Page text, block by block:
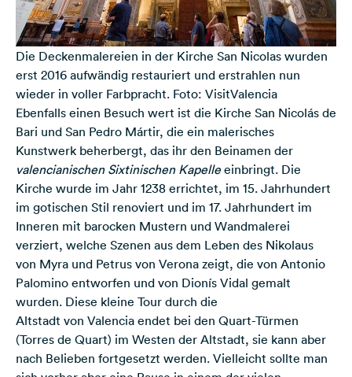
Die Deckenmalereien in der Kirche San Nicolas wurden
erst 2016 aufwändig restauriert und erstrahlen nun
wieder in voller Farbpracht. Foto: VisitValencia
Ebenfalls einen Besuch wert ist die Kirche San Nicolás de
Bari und San Pedro Mártir, die ein malerisches
Kunstwerk beherbergt, das ihr den Beinamen der
valencianischen Sixtinischen Kapelleeinbringt. Die
Kirche wurde im Jahr 1238 errichtet, im 15. Jahrhundert
im gotischen Stil renoviert und im 17. Jahrhundert im
Inneren mit barocken Mustern und Wandmalerei
verziert, welche Szenen aus dem Leben des Nikolaus
von Myra und Petrus von Verona zeigt, die von Antonio
Palomino entworfen und von Dionís Vidal gemalt
wurden. Diese kleine Tour durch die
Altstadt von Valencia endet bei den Quart-Türmen
(Torres de Quart) im Westen der Altstadt, sie kann aber
nach Belieben fortgesetzt werden. Vielleicht sollte man